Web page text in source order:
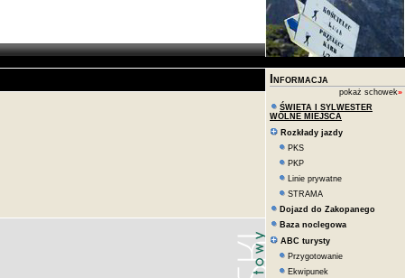
Informacja
pokaż schowek»
ŚWIETA I SYLWESTER
WOLNE MIEJSCA
Rozkłady jazdy
PKS
PKP
Linie prywatne
STRAMA
Dojazd do Zakopanego
Baza noclegowa
ABC turysty
Przygotowanie
Ekwipunek